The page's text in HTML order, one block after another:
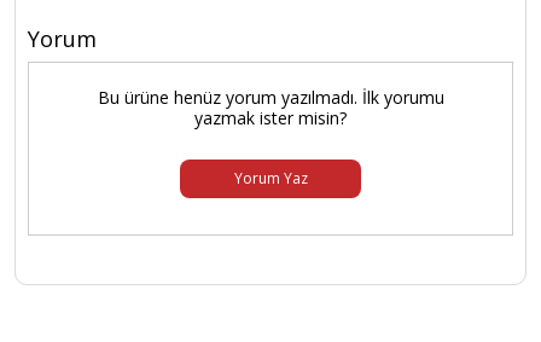
Yorum
Bu ürüne henüz yorum yazılmadı. İlk yorumu
yazmak ister misin?
Yorum Yaz